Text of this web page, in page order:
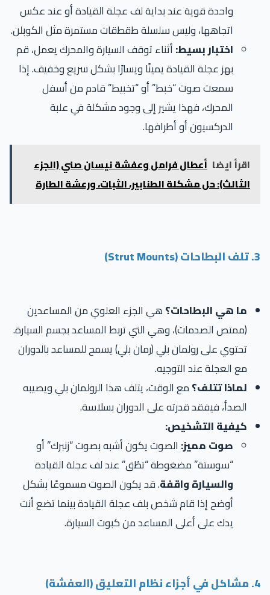
واحدة قوية عند بداية لف عجلة القيادة أو عند عكس
اتجاهها، وليس سلسلة طقطقات مستمرة مثل الكوبلن.
اختبار بسيط:أثناء توقف السيارة والمحرك يعمل، قم
بهز عجلة القيادة يمينًا ويسارًا بشكل سريع وخفيف. إذا
سمعت صوت “خبط” أو “تخبيط” قادم من أسفل
المحرك، فهذا يشير إلى وجود مشكلة في علبة
الدركسيون أو أطرافها.
اقرأ ايضا أعطال فرامل وعفشة نيسان صني (الجزء
الثالث): حل مشكلة الطنابير، الثبات، ورعشة الطارة
3. تلف البطاحات (Strut Mounts)
ما هي البطاحات؟هي الجزء العلوي من المساعدين
(ممتص الصدمات)، وهي التي تربط المساعد بجسم السيارة.
تحتوي على رولمان بلي (رمان بلي) يسمح للمساعد بالدوران
مع العجلة عند التوجيه.
لماذا تتلف؟مع الوقت، يتلف هذا الرولمان بلي ويصيبه
الصدأ، فيفقد قدرته على الدوران بسلاسة.
كيفية التشخيص:
صوت مميز: الصوت يكون أشبه بصوت “زنبرك” أو
“سوستة” مضغوطة “تطُق” عند لف عجلة القيادة
والسيارة واقفة. قد يكون الصوت مسموعًا بشكل
أوضح إذا قام شخص بلف عجلة القيادة بينما تضع أنت
يدك على أعلى المساعد من كبوت السيارة.
4. مشاكل في أجزاء نظام التعليق (العفشة)